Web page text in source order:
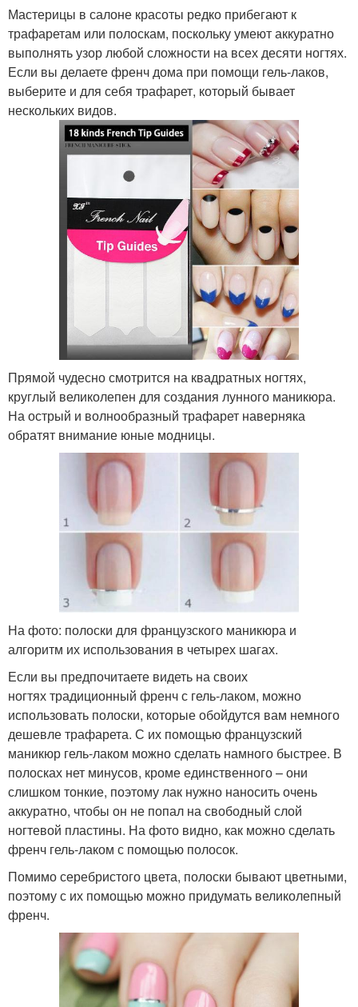
Мастерицы в салоне красоты редко прибегают к
трафаретам или полоскам, поскольку умеют аккуратно
выполнять узор любой сложности на всех десяти ногтях.
Если вы делаете френч дома при помощи гель-лаков,
выберите и для себя трафарет, который бывает
нескольких видов.
Прямой чудесно смотрится на квадратных ногтях,
круглый великолепен для создания лунного маникюра.
На острый и волнообразный трафарет наверняка
обратят внимание юные модницы.
На фото: полоски для французского маникюра и
алгоритм их использования в четырех шагах.
Если вы предпочитаете видеть на своих
ногтях традиционный френч с гель-лаком, можно
использовать полоски, которые обойдутся вам немного
дешевле трафарета. С их помощью французский
маникюр гель-лаком можно сделать намного быстрее. В
полосках нет минусов, кроме единственного – они
слишком тонкие, поэтому лак нужно наносить очень
аккуратно, чтобы он не попал на свободный слой
ногтевой пластины. На фото видно, как можно сделать
френч гель-лаком с помощью полосок.
Помимо серебристого цвета, полоски бывают цветными,
поэтому с их помощью можно придумать великолепный
френч.